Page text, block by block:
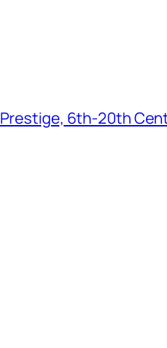
6th-20th